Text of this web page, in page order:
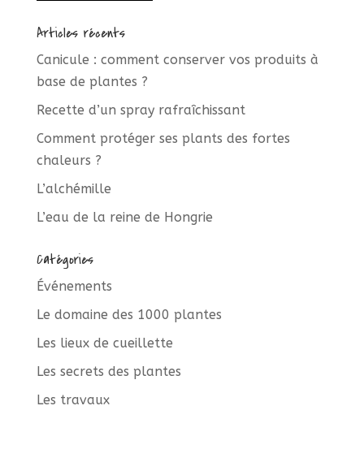
Articles récents
Canicule : comment conserver vos produits à
base de plantes ?
Recette d’un spray rafraîchissant
Comment protéger ses plants des fortes
chaleurs ?
L’alchémille
L’eau de la reine de Hongrie
Catégories
Événements
Le domaine des 1000 plantes
Les lieux de cueillette
Les secrets des plantes
Les travaux